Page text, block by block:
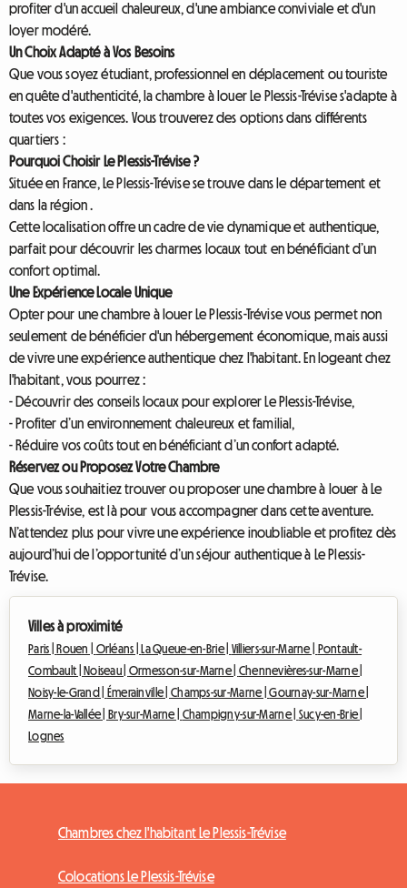
profiter d'un accueil chaleureux, d'une ambiance conviviale et d'un
loyer modéré.
Un Choix Adapté à Vos Besoins
Que vous soyez étudiant, professionnel en déplacement ou touriste
en quête d'authenticité, la chambre à louer Le Plessis-Trévise s'adapte à
toutes vos exigences. Vous trouverez des options dans différents
quartiers :
Pourquoi Choisir Le Plessis-Trévise ?
Située en France, Le Plessis-Trévise se trouve dans le département et
dans la région .
Cette localisation offre un cadre de vie dynamique et authentique,
parfait pour découvrir les charmes locaux tout en bénéficiant d’un
confort optimal.
Une Expérience Locale Unique
Opter pour une chambre à louer Le Plessis-Trévise vous permet non
seulement de bénéficier d'un hébergement économique, mais aussi
de vivre une expérience authentique chez l'habitant. En logeant chez
l'habitant, vous pourrez :
- Découvrir des conseils locaux pour explorer Le Plessis-Trévise,
- Profiter d’un environnement chaleureux et familial,
- Réduire vos coûts tout en bénéficiant d’un confort adapté.
Réservez ou Proposez Votre Chambre
Que vous souhaitiez trouver ou proposer une chambre à louer à Le
Plessis-Trévise, est là pour vous accompagner dans cette aventure.
N’attendez plus pour vivre une expérience inoubliable et profitez dès
aujourd’hui de l’opportunité d’un séjour authentique à Le Plessis-
Trévise.
Villes à proximité
Paris | Rouen | Orléans | La Queue-en-Brie | Villiers-sur-Marne |
Pontault-
Combault | Noiseau | Ormesson-sur-Marne | Chennevières-sur-Marne |
Noisy-le-Grand |
Émerainville | Champs-sur-Marne |Gournay-sur-Marne |
Marne-la-Vallée |
Bry-sur-Marne | Champigny-sur-Marne | Sucy-en-Brie |
Lognes
Chambres chez l'habitant Le Plessis-Trévise
Colocations Le Plessis-Trévise